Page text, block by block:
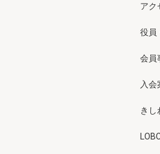
アク
役員
会員
入会
きし